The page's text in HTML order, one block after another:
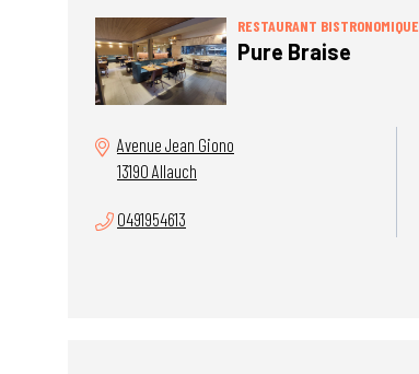
RESTAURANT BISTRONOMIQUE
Pure Braise
Avenue Jean Giono
13190 Allauch
0491954613